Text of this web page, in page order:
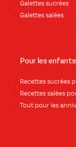
Galettes sucrées
Galettes salées
Pour les enfants
Recettes sucrées
Recettes salées
Tout pour les